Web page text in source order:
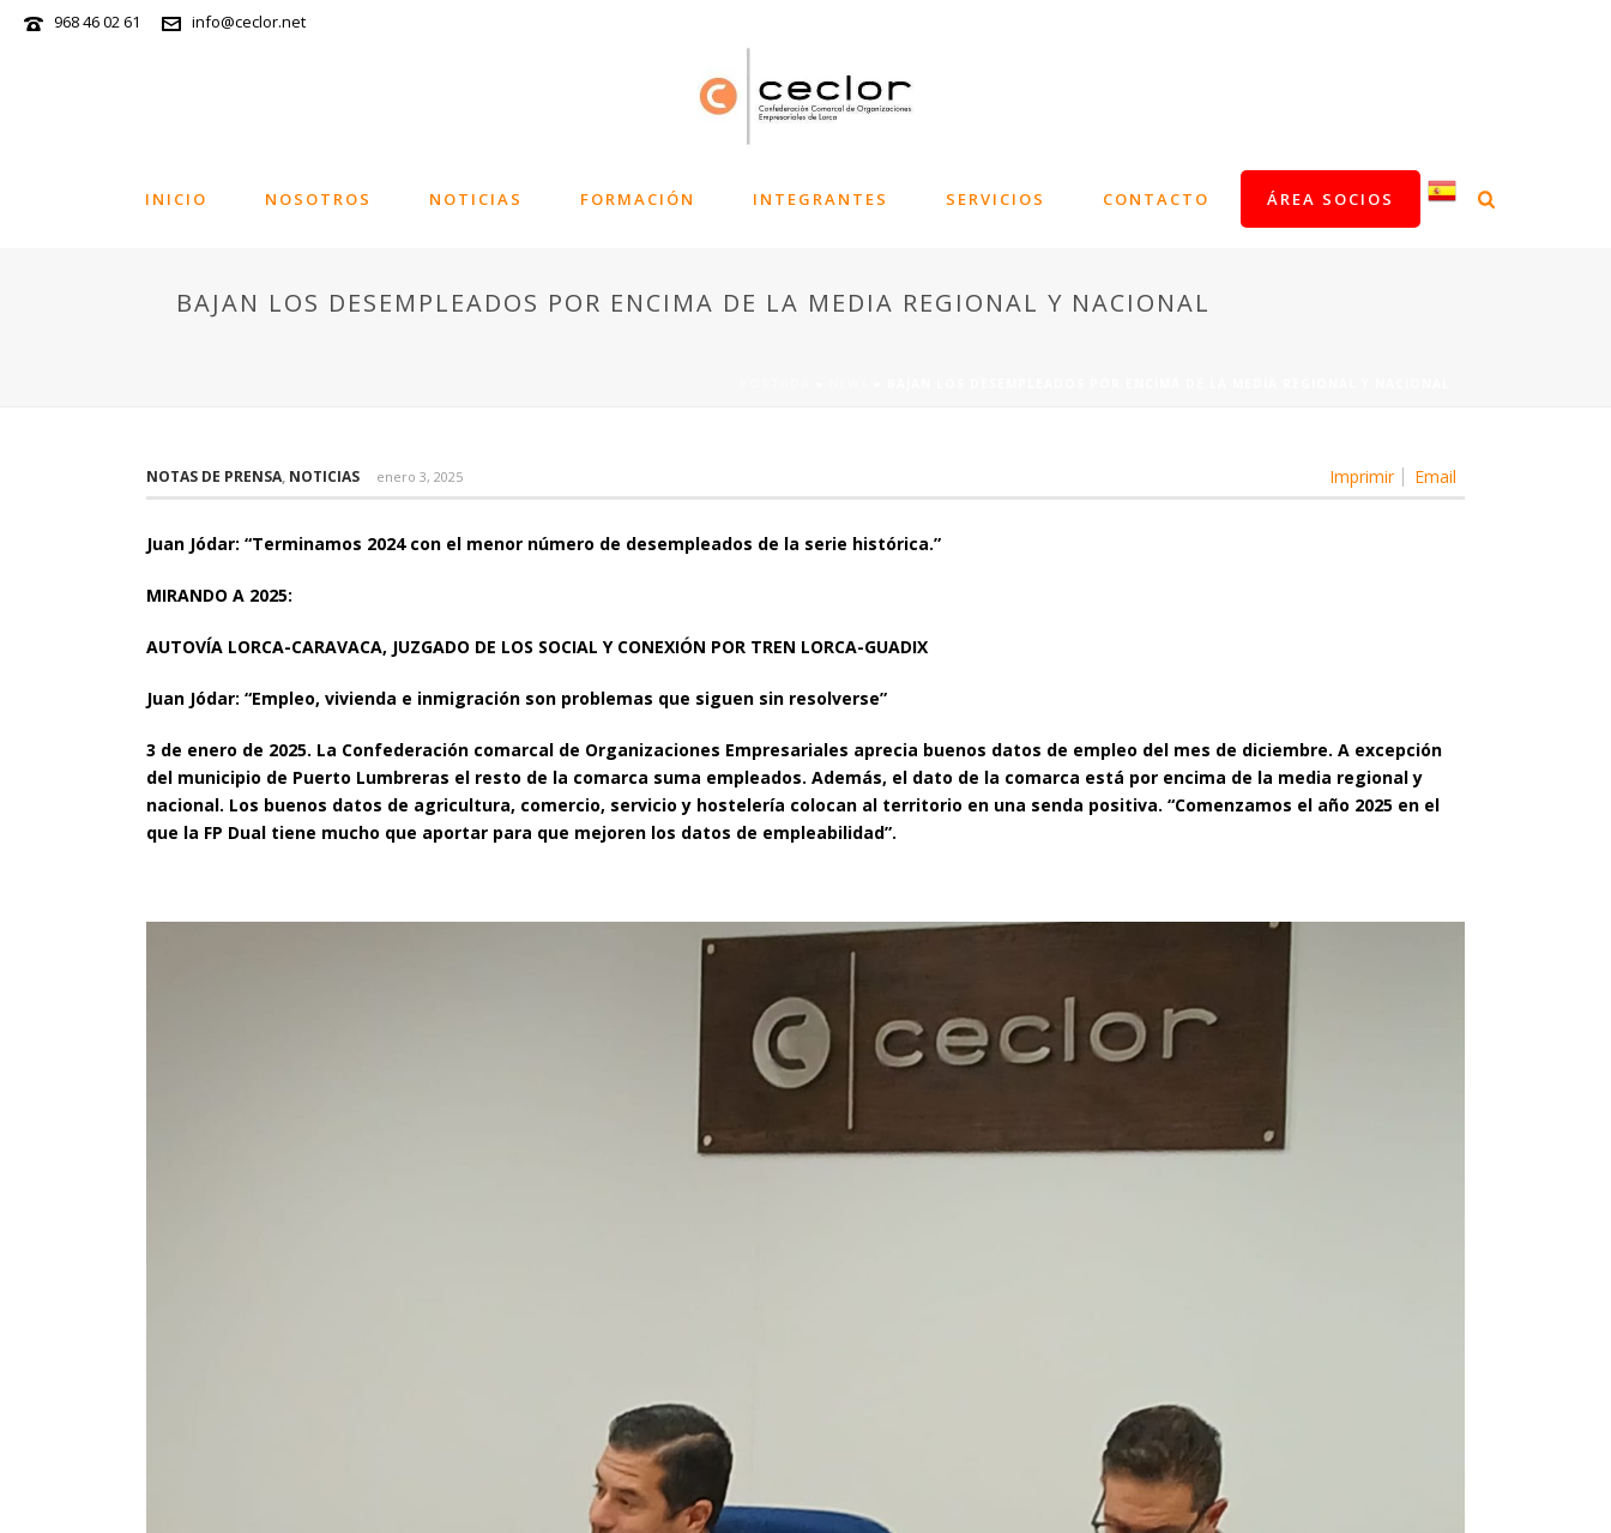
968 46 02 61 info@ceclor.net
INICIO NOSOTROS NOTICIAS FORMACIÓN INTEGRANTES SERVICIOS CONTACTO ÁREA SOCIOS
BAJAN LOS DESEMPLEADOS POR ENCIMA DE LA MEDIA REGIONAL Y NACIONAL
Imprimir Email
NOTAS DE PRENSA, NOTICIAS enero 3, 2025
Juan Jódar: “Terminamos 2024 con el menor número de desempleados de la serie histórica.”
MIRANDO A 2025:
AUTOVÍA LORCA-CARAVACA, JUZGADO DE LOS SOCIAL Y CONEXIÓN POR TREN LORCA-GUADIX
Juan Jódar: “Empleo, vivienda e inmigración son problemas que siguen sin resolverse”
3 de enero de 2025. La Confederación comarcal de Organizaciones Empresariales aprecia buenos datos de empleo del mes de diciembre. A excepción
del municipio de Puerto Lumbreras el resto de la comarca suma empleados. Además, el dato de la comarca está por encima de la media regional y
nacional. Los buenos datos de agricultura, comercio, servicio y hostelería colocan al territorio en una senda positiva. “Comenzamos el año 2025 en el
que la FP Dual tiene mucho que aportar para que mejoren los datos de empleabilidad”.